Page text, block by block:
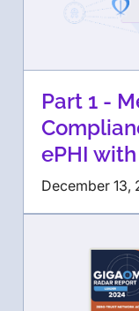
Part 1 -
ePHI
December 13,